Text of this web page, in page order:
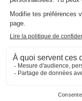
Nombre
NRA :
Espace
(les montants indiqués sont